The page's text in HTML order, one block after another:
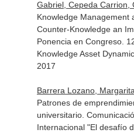
Gabriel, Cepeda Carrion,
Knowledge Management
Counter-Knowledge an
Ponencia en Congreso.
Knowledge Asset
2017
Barrera Lozano,
Patrones de
universitario.
Internacional "El desafío